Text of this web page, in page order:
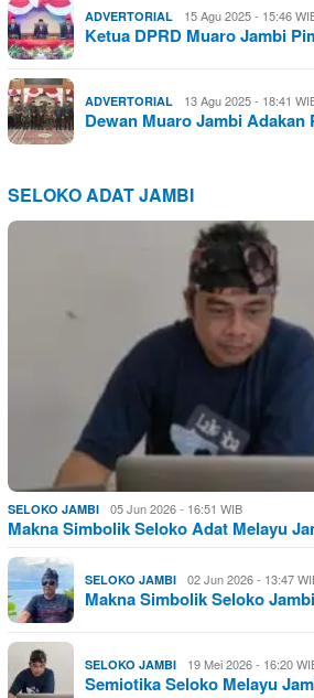
ADVERTORIAL 15 Agu 2025 - 15:46
Ketua DPRD Muaro Jambi
ADVERTORIAL 13 Agu 2025 - 18:41
Dewan Muaro Jambi
SELOKO ADAT JAMBI
SELOKO JAMBI 05 Jun 2026 - 16:51 WIB
Makna Simbolik Seloko Adat Melayu
SELOKO JAMBI 02 Jun 2026 - 13:47
Makna Simbolik Seloko
SELOKO JAMBI 19 Mei 2026 - 16:20
Semiotika Seloko Melayu